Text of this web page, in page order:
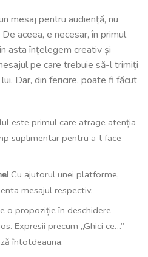
mesaj pentru audiență, nu
aceea, e necesar, în primul
asta înțelegem creativ și
pe care trebuie să-l trimiți
Dar, din fericire, poate fi făcut
este primul care atrage atenția
suplimentar pentru a-l face
Cu ajutorul unei platforme,
mesajul respectiv.
o propoziție în deschidere
Expresii precum „Ghici ce…”
întotdeauna.